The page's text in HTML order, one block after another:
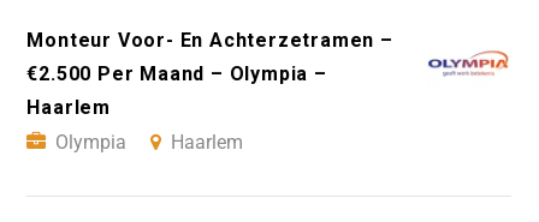
Monteur Voor- En Achterzetramen –
€2.500 Per Maand – Olympia –
Haarlem
Olympia
Haarlem